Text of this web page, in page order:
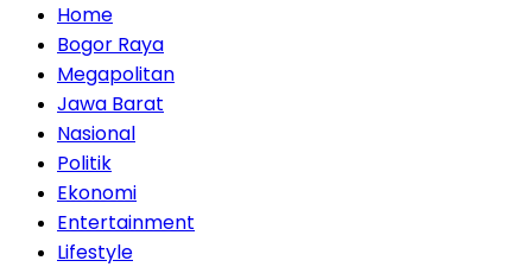
Home
Bogor Raya
Megapolitan
Jawa Barat
Nasional
Politik
Ekonomi
Entertainment
Lifestyle